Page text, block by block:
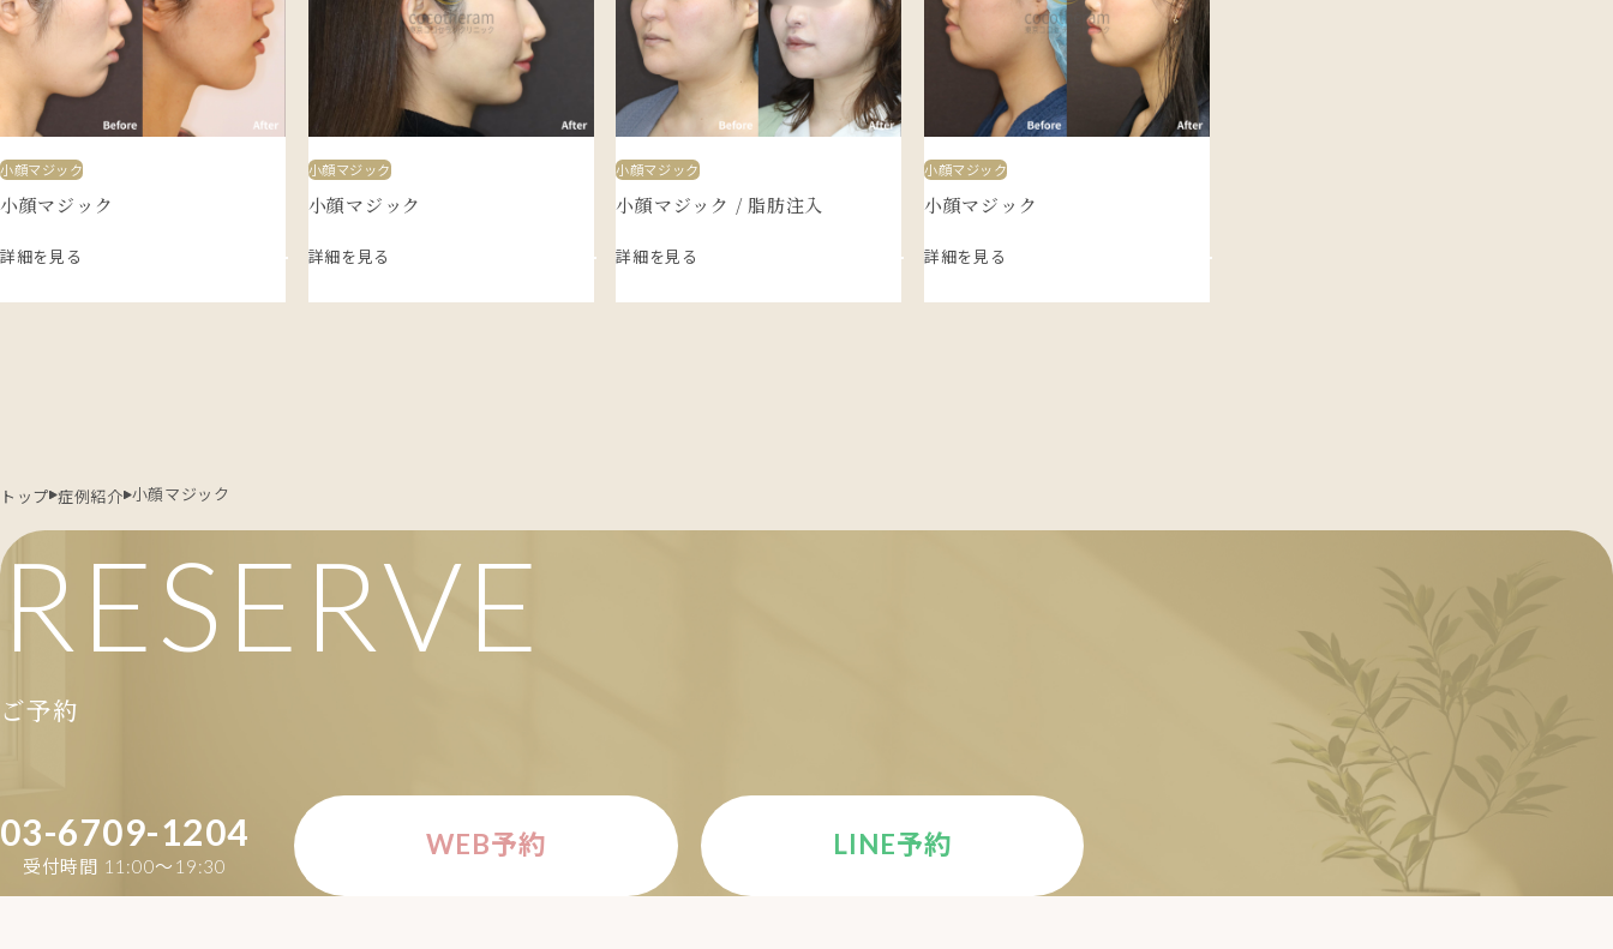
小顔マジック
小顔マジック
詳細を見る
小顔マジック
小顔マジック
詳細を見る
小顔マジック
小顔マジック / 脂肪注入
詳細を見る
小顔マジック
小顔マジック
詳細を見る
トップ 症例紹介 小顔マジック
RESERVE
ご予約
03-6709-1204
受付時間 11:00〜19:30
WEB予約 LINE予約